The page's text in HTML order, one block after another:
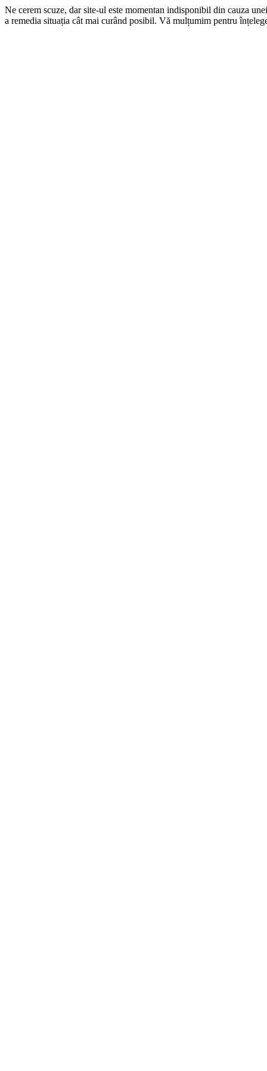
Ne cerem scuze, dar site-ul este momentan indisponibil din cauza
a remedia situația cât mai curând posibil. Vă mulțumim pentru